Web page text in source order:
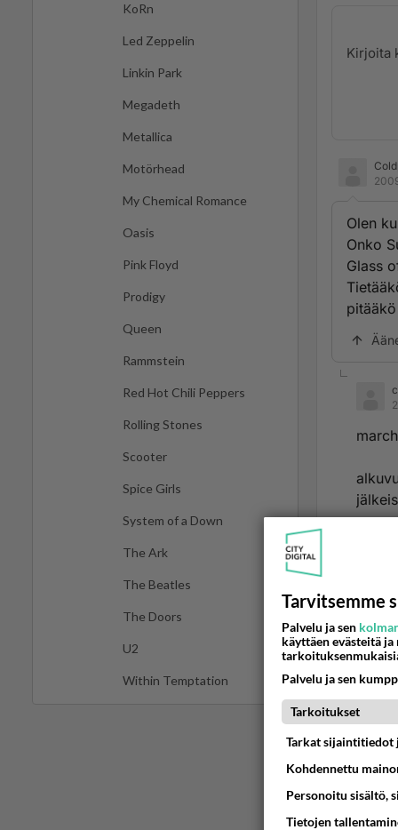
KoRn
Led Zeppelin
Linkin Park
Megadeth
Metallica
Motörhead
My Chemical Romance
Oasis
Pink Floyd
Prodigy
Queen
Rammstein
Red Hot Chili Peppers
Rolling Stones
Scooter
Spice Girls
System of a Down
The Ark
The Beatles
The Doors
U2
Within Temptation
Olen
Onko
Glass
Mitä
Tarvitsemme
Palvelu ja sen
käyttäen evästeitä
Palvelu ja sen
Tarkoitukset
Tarkat sijaintitiedot
Kohdennettu
Personoitu sisältö,
Tietojen